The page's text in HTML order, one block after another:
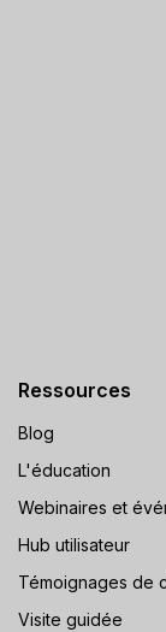
Ressources
Blog
L'éducation
Webinaires et
Hub utilisateur
Témoignages de
Visite guidée